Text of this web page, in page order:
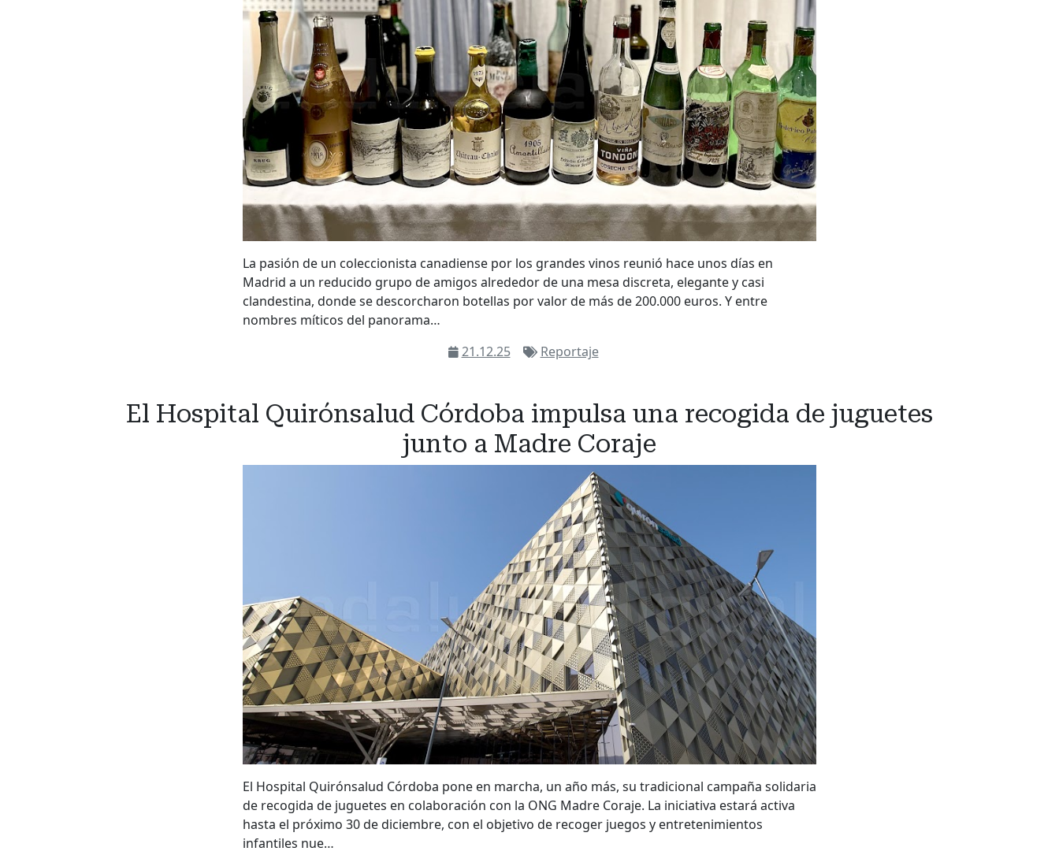
La pasión de un coleccionista canadiense por los grandes vinos reunió hace unos días en
Madrid a un reducido grupo de amigos alrededor de una mesa discreta, elegante y casi
clandestina, donde se descorcharon botellas por valor de más de 200.000 euros. Y entre
nombres míticos del panorama…
21.12.25
Reportaje
El Hospital Quirónsalud Córdoba impulsa una recogida de juguetes
junto a Madre Coraje
El Hospital Quirónsalud Córdoba pone en marcha, un año más, su tradicional campaña solidaria
de recogida de juguetes en colaboración con la ONG Madre Coraje. La iniciativa estará activa
hasta el próximo 30 de diciembre, con el objetivo de recoger juegos y entretenimientos
infantiles nue…